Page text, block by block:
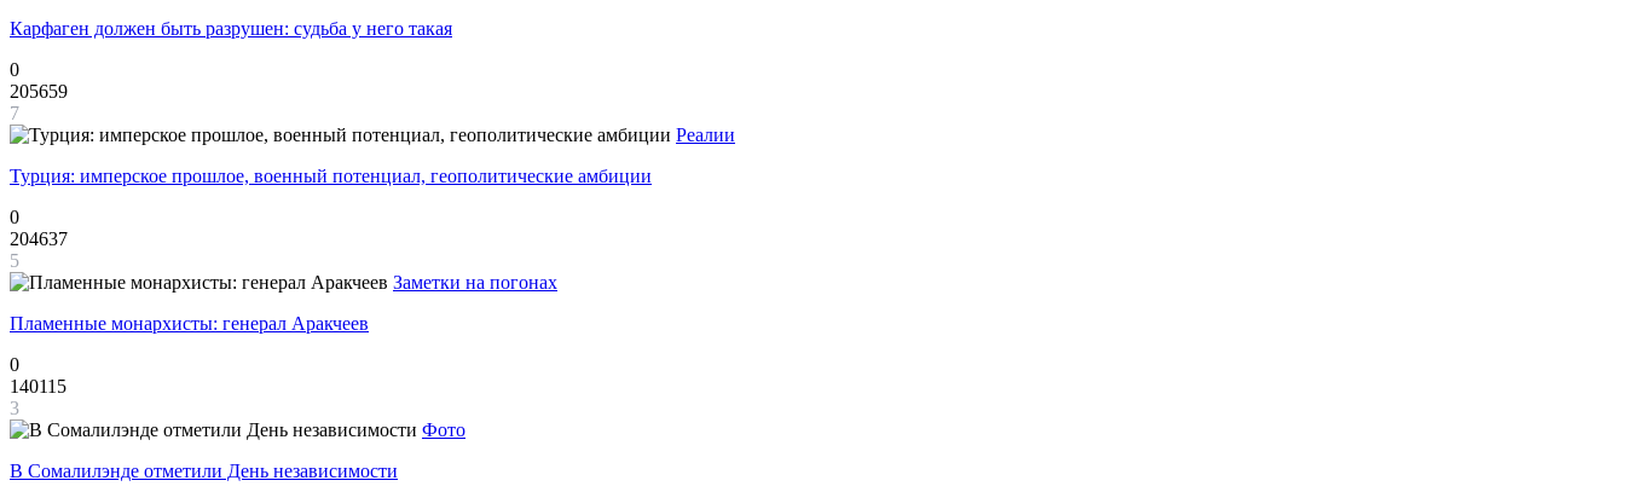
Карфаген должен быть разрушен: судьба у него такая
0
205659
7
Реалии
Турция: имперское прошлое, военный потенциал, геополитические амбиции
0
204637
5
Заметки на погонах
Пламенные монархисты: генерал Аракчеев
0
140115
3
Фото
В Сомалилэнде отметили День независимости